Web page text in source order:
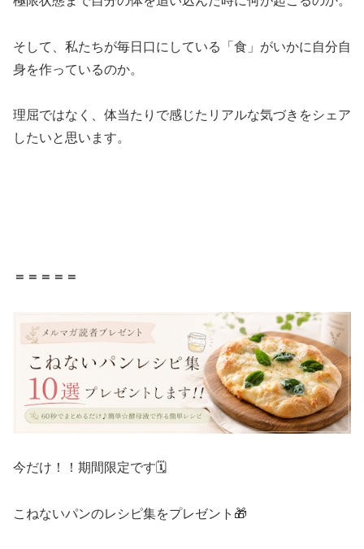
そして、私たちが毎日口にしている「食」がいかに自分自
身を作っているのか。
理屈ではなく、体当たりで感じたリアルな気づきをシェア
したいと思います。
＝＝＝＝＝
今だけ！！期間限定です🗓️
こねないパンのレシピ集をプレゼント🎁